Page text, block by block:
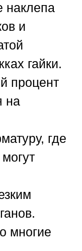
наклепа
и
гайки.
процент
на
где
многие